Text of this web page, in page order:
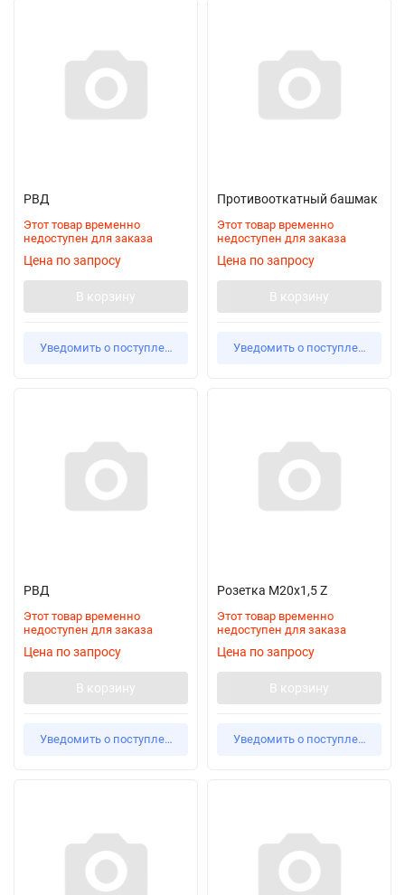
РВД
Этот товар временно
недоступен для заказа
Цена по запросу
В корзину
Уведомить о поступлении
Противооткатный башмак
Этот товар временно
недоступен для заказа
Цена по запросу
В корзину
Уведомить о поступлении
РВД
Этот товар временно
недоступен для заказа
Цена по запросу
В корзину
Уведомить о поступлении
Розетка М20x1,5 Z
Этот товар временно
недоступен для заказа
Цена по запросу
В корзину
Уведомить о поступлении